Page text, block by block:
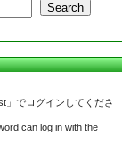
Search
」でログインしてくださ
can log in with the